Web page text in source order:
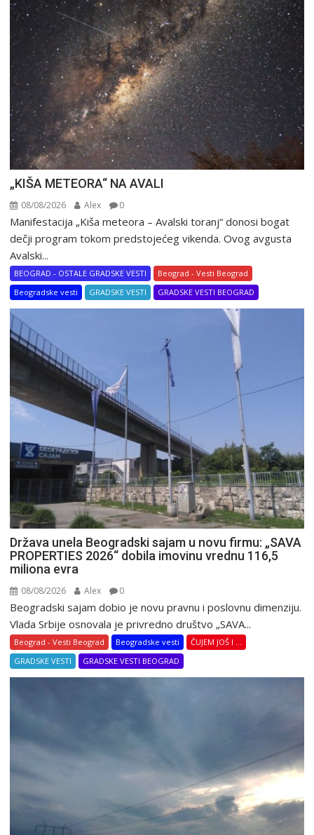
„KIŠA METEORA“ NA AVALI
08/08/2026 Alex 0
Manifestacija „Kiša meteora – Avalski toranj“ donosi bogat
dečji program tokom predstojećeg vikenda. Ovog avgusta
Avalski...
BEOGRAD - OSTALE GRADSKE VESTI
Beograd - Vesti Beograd
Beogradske vesti
GRADSKE VESTI GRADSKE VESTI BEOGRAD
Država unela Beogradski sajam u novu firmu: „SAVA
PROPERTIES 2026“ dobila imovinu vrednu 116,5
miliona evra
08/08/2026 Alex 0
Beogradski sajam dobio je novu pravnu i poslovnu dimenziju.
Vlada Srbije osnovala je privredno društvo „SAVA...
Beograd - Vesti Beograd Beogradske vesti
ČUJEM JOŠ I ...
GRADSKE VESTI
GRADSKE VESTI BEOGRAD